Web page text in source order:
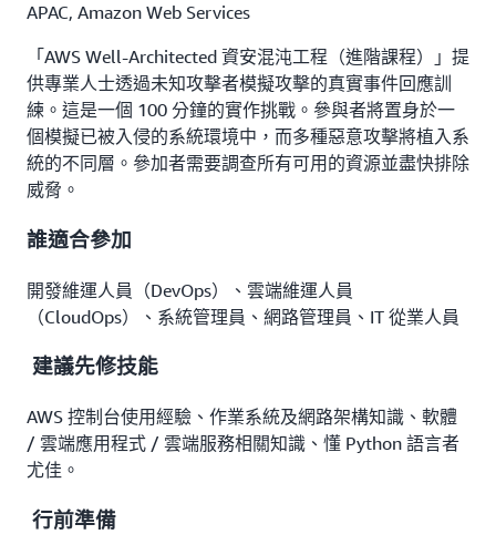
APAC, Amazon Web Services
「AWS Well-Architected 資安混沌工程（進階課程）」提
供專業人士透過未知攻擊者模擬攻擊的真實事件回應訓
練。這是一個 100 分鐘的實作挑戰。參與者將置身於一
個模擬已被入侵的系統環境中，而多種惡意攻擊將植入系
統的不同層。參加者需要調查所有可用的資源並盡快排除
威脅。
誰適合參加
開發維運人員（DevOps）、雲端維運人員
（CloudOps）、系統管理員、網路管理員、IT 從業人員
建議先修技能
AWS 控制台使用經驗、作業系統及網路架構知識、軟體
/ 雲端應用程式 / 雲端服務相關知識、懂 Python 語言者
尤佳。
行前準備